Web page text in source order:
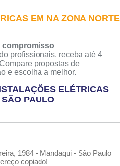
EM NA ZONA NORTE
compromisso
profissionais, receba até 4
propostas de
e escolha a melhor.
ELÉTRICAS
SÃO PAULO
1984 - Mandaqui - São Paulo
copiado!